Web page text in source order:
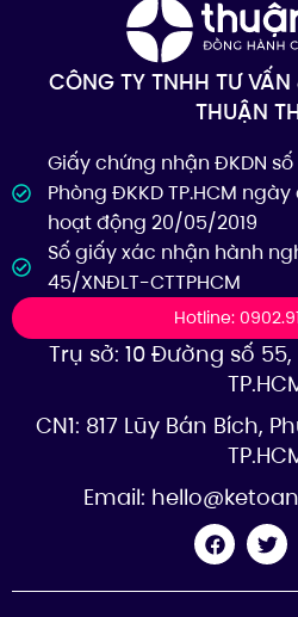
CÔNG TY TNHH TƯ
THUẬN
Giấy chứng nhận ĐKDN
Phòng ĐKKD TP.HCM
hoạt động 20/05/2019
Số giấy xác nhận hành
45/XNĐLT-CTTPHCM
Hotline:
Trụ sở: 10 Đường số
CN1: 817 Lũy Bán Bích,
Email: